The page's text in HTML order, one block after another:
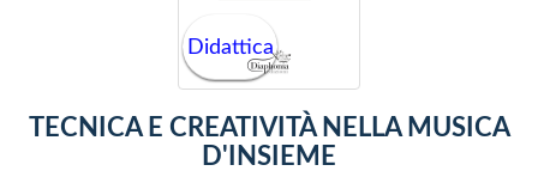
Didattica
TECNICA E CREATIVITÀ NELLA MUSICA
D'INSIEME